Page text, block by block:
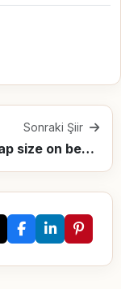
Sonraki Şiir
Bir kitap size on beş yaşınızdayken söylediği şeyi elli yaşınızdayken de söyler